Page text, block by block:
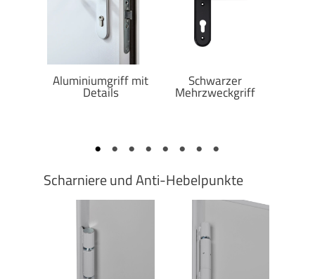
Aluminiumgriff mit
Details
Schwarzer
Mehrzweckgriff
Scharniere und Anti-Hebelpunkte